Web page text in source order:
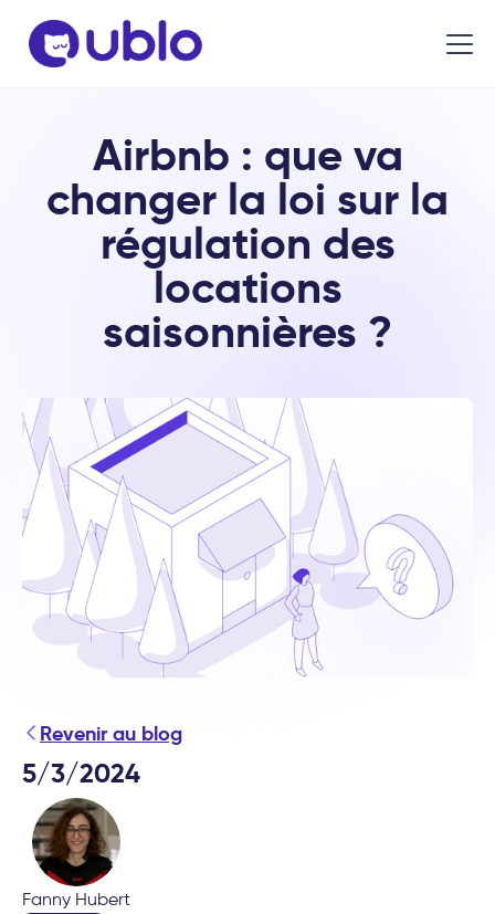
Airbnb : que va
changer la loi sur la
régulation des
locations
saisonnières ?
Revenir au blog
5/3/2024
Fanny Hubert